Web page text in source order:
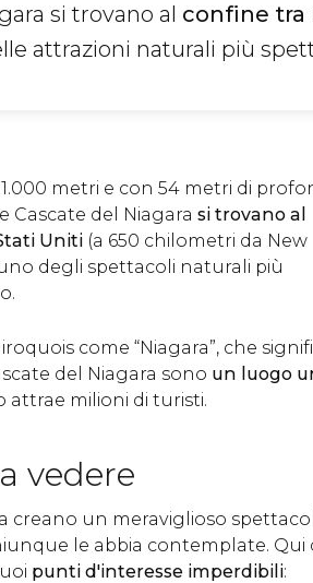
si trovano al confine tra
attrazioni naturali più
metri e con 54 metri di
Cascate del Niagara si trovano al
Uniti (a 650 chilometri da New
degli spettacoli naturali più
come “Niagara”, che
del Niagara sono un luogo
attrae milioni di turisti.
vedere
creano un meraviglioso
le abbia contemplate. Qui
punti d'interesse imperdibili: